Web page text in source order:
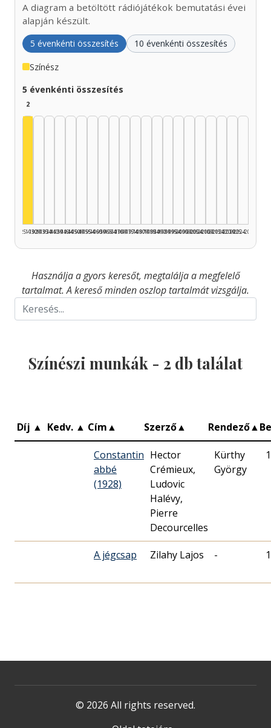
A diagram a betöltött rádiójátékok bemutatási évei
alapján készült.
5 évenkénti összesítés 10 évenkénti összesítés
Színész
5 évenkénti összesítés
2
1925–1929
1930–1934
1935–1939
1940–1944
1945–1949
1950–1954
1955–1959
1960–1964
1965–1969
1970–1974
1975–1979
1980–1984
1985–1989
1990–1994
1995–1999
2000–2004
2005–2009
2010–2014
2015–2019
2020–2024
2025–2026
Használja a gyors keresőt, megtalálja a megfelelő
tartalmat. A kereső minden oszlop tartalmát vizsgálja.
Színészi munkák - 2 db találat
Díj ▲ Kedv. ▲ Cím▲ Szerző▲ Rendező▲
Constantin
abbé
(1928)
Hector
Crémieux,
Ludovic
Halévy,
Pierre
Decourcelles
Kürthy
György
A jégcsap Zilahy Lajos -
© 2026 All rights reserved.